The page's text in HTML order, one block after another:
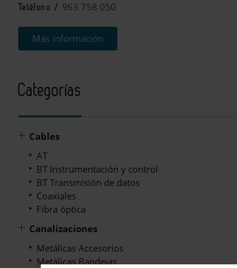
Teléfono / 963 758 050
Más información
Categorías
Cables
AT
BT Instrumentación y control
BT Transmisión de datos
Coaxiales
Fibra óptica
Canalizaciones
Metálicas Accesorios
Metálicas Bandejas